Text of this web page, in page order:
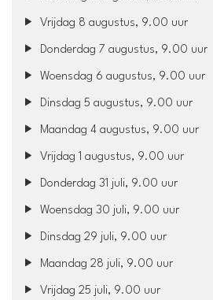
Vrijdag 8 augustus, 9.00 uur
Donderdag 7 augustus, 9.00 uur
Woensdag 6 augustus, 9.00 uur
Dinsdag 5 augustus, 9.00 uur
Maandag 4 augustus, 9.00 uur
Vrijdag 1 augustus, 9.00 uur
Donderdag 31 juli, 9.00 uur
Woensdag 30 juli, 9.00 uur
Dinsdag 29 juli, 9.00 uur
Maandag 28 juli, 9.00 uur
Vrijdag 25 juli, 9.00 uur